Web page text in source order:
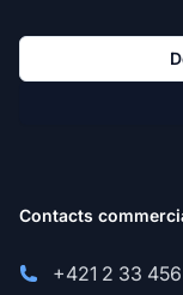
Contacts
+421 2 33